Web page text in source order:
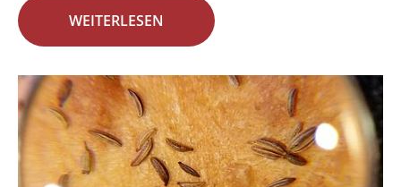
WEITERLESEN